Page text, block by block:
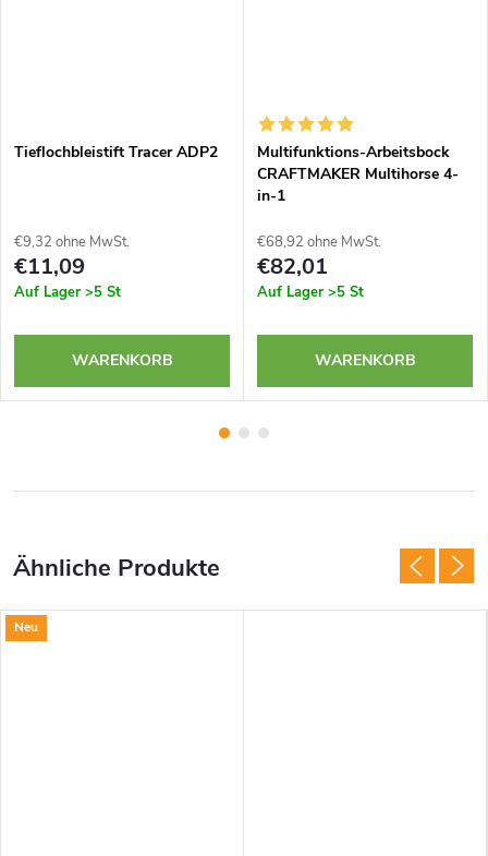
Tieflochbleistift Tracer ADP2
€9,32 ohne MwSt.
€11,09
Auf Lager >5 St
WARENKORB
Multifunktions-Arbeitsbock
CRAFTMAKER Multihorse 4-
in-1
€68,92 ohne MwSt.
€82,01
Auf Lager >5 St
WARENKORB
Neu